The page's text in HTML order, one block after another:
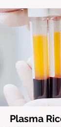
Plasma